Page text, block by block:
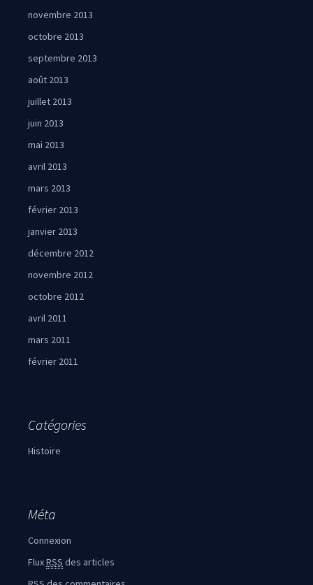
novembre 2013
octobre 2013
septembre 2013
août 2013
juillet 2013
juin 2013
mai 2013
avril 2013
mars 2013
février 2013
janvier 2013
décembre 2012
novembre 2012
octobre 2012
avril 2011
mars 2011
février 2011
Catégories
Histoire
Méta
Connexion
FluxRSS des articles